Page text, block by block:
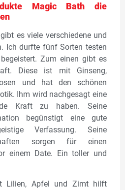
Magic Bath
die
es viele verschiedene und
Ich durfte fünf Sorten testen
Zum einen gibt es
Diese ist mit Ginseng,
und hat den schönen
Ihm wird nachgesagt eine
Kraft zu haben. Seine
begünstigt eine gute
Verfassung. Seine
sorgen für einen
einem Date. Ein toller und
Lilien, Apfel und Zimt hilft